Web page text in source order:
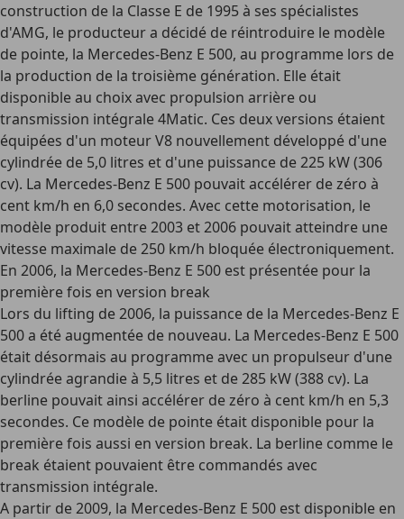
construction de la Classe E de 1995 à ses spécialistes
d'AMG, le producteur a décidé de réintroduire le modèle
de pointe, la Mercedes-Benz E 500, au programme lors de
la production de la troisième génération. Elle était
disponible au choix avec propulsion arrière ou
transmission intégrale 4Matic. Ces deux versions étaient
équipées d'un moteur V8 nouvellement développé d'une
cylindrée de 5,0 litres et d'une puissance de 225 kW (306
cv). La Mercedes-Benz E 500 pouvait accélérer de zéro à
cent km/h en 6,0 secondes. Avec cette motorisation, le
modèle produit entre 2003 et 2006 pouvait atteindre une
vitesse maximale de 250 km/h bloquée électroniquement.
En 2006, la Mercedes-Benz E 500 est présentée pour la
première fois en version break
Lors du lifting de 2006, la puissance de la Mercedes-Benz E
500 a été augmentée de nouveau. La Mercedes-Benz E 500
était désormais au programme avec un propulseur d'une
cylindrée agrandie à 5,5 litres et de 285 kW (388 cv). La
berline pouvait ainsi accélérer de zéro à cent km/h en 5,3
secondes. Ce modèle de pointe était disponible pour la
première fois aussi en version break. La berline comme le
break étaient pouvaient être commandés avec
transmission intégrale.
A partir de 2009, la Mercedes-Benz E 500 est disponible en